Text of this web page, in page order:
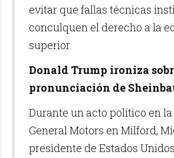
evitar que fallas técnicas
conculquen el derecho a la
superior.
Donald Trump ironiza
pronunciación de
Durante un acto político en
General Motors en Milford,
presidente de Estados